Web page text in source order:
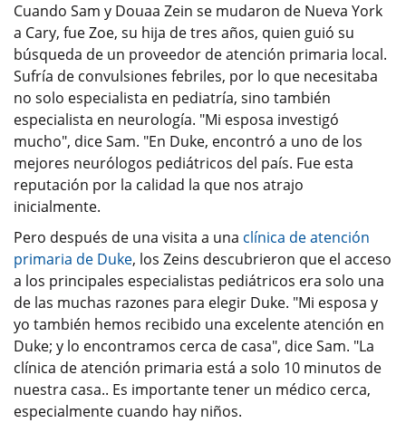
Cuando Sam y Douaa Zein se mudaron de Nueva York
a Cary, fue Zoe, su hija de tres años, quien guió su
búsqueda de un proveedor de atención primaria local.
Sufría de convulsiones febriles, por lo que necesitaba
no solo especialista en pediatría, sino también
especialista en neurología. "Mi esposa investigó
mucho", dice Sam. "En Duke, encontró a uno de los
mejores neurólogos pediátricos del país. Fue esta
reputación por la calidad la que nos atrajo
inicialmente.
Pero después de una visita a una clínica de atención
primaria de Duke, los Zeins descubrieron que el acceso
a los principales especialistas pediátricos era solo una
de las muchas razones para elegir Duke. "Mi esposa y
yo también hemos recibido una excelente atención en
Duke; y lo encontramos cerca de casa", dice Sam. "La
clínica de atención primaria está a solo 10 minutos de
nuestra casa.. Es importante tener un médico cerca,
especialmente cuando hay niños.